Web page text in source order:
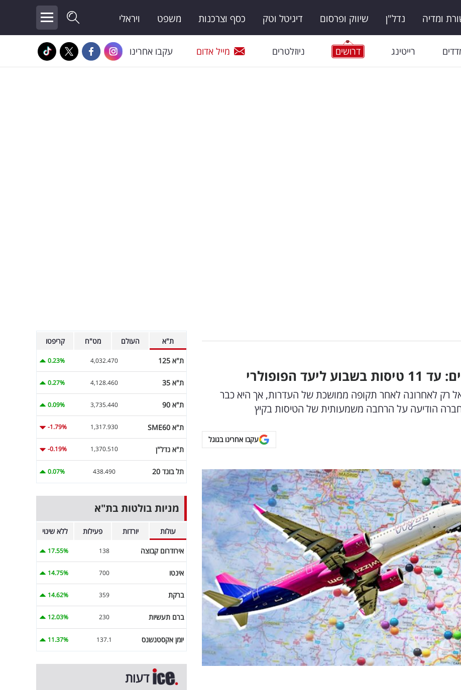
ומדיה נדל"ן שיווק ופרסום דיגיטל וטק כסף וצרכנות משפט ויראלי
רייטינג דרושים ניוזלטרים מייל אדום עקבו אחרינו
הפופולרי
רק לאחרונה לאחר תקופה ממושכת של העדרות, אך היא כבר
הודיעה על הרחבה משמעותית של הטיסות בקיץ
עקבו אחרינו בגוגל
ת"א העולם מט"ח קריפטו
ת"א 125 4,032.470
0.23%
ת"א 35 4,128.460
0.27%
ת"א 90 3,735.440
0.09%
ת"א SME60 1,317.930
-1.79%
ת"א נדל"ן 1,370.510
-0.19%
תל בונד 20 438.490
0.07%
מניות בולטות בת"א
עולות יורדות פעילות ללא שינוי
אירודרום קבוצה 138
17.55%
אינטו 700
14.75%
ברקת 359
14.62%
ברם תעשיות 230
12.03%
יומן אקסטנשנס 137.1
11.37%
דעות